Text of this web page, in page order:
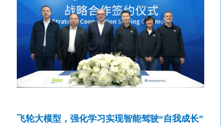
飞轮大模型，强化学习实现智能驾驶“自我成长”